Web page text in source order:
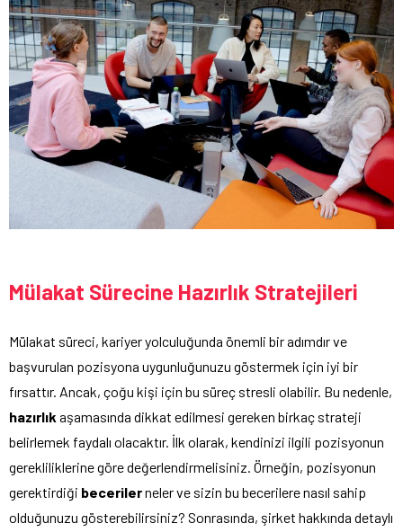
Mülakat Sürecine Hazırlık Stratejileri
Mülakat süreci, kariyer yolculuğunda önemli bir adımdır ve
başvurulan pozisyona uygunluğunuzu göstermek için iyi bir
fırsattır. Ancak, çoğu kişi için bu süreç stresli olabilir. Bu nedenle,
hazırlık aşamasında dikkat edilmesi gereken birkaç strateji
belirlemek faydalı olacaktır. İlk olarak, kendinizi ilgili pozisyonun
gerekliliklerine göre değerlendirmelisiniz. Örneğin, pozisyonun
gerektirdiği becerilerneler ve sizin bu becerilere nasıl sahip
olduğunuzu gösterebilirsiniz? Sonrasında, şirket hakkında detaylı